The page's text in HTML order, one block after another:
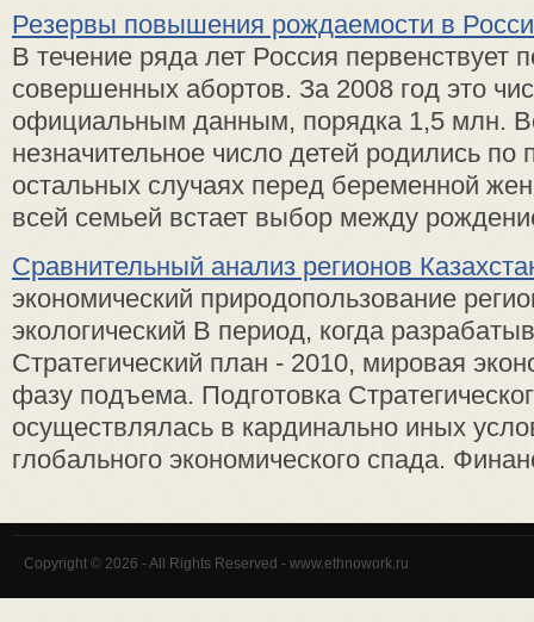
Резервы повышения рождаемости в
В течение ряда лет Россия первенствует
совершенных абортов. За 2008 год это
официальным данным, порядка 1,5 млн.
незначительное число детей родились по
остальных случаях перед беременной
всей семьей встает выбор между
Сравнительный анализ регионов
экономический природопользование
экологический В период, когда
Стратегический план - 2010, мировая
фазу подъема. Подготовка
осуществлялась в кардинально иных
глобального экономического спада.
Copyright © 2026 - All Rights Reserved - www.ethnowork.ru